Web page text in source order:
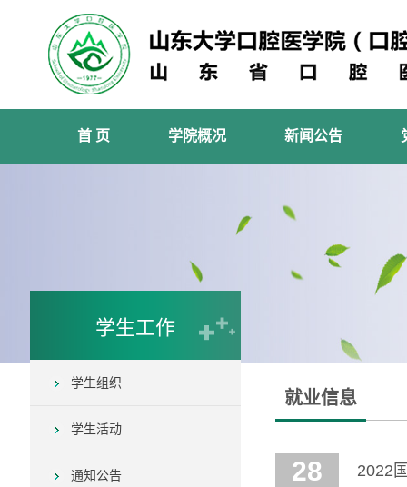
首 页 学院概况 新闻公告
学生工作
学生组织
学生活动
通知公告
就业信息
28 2022